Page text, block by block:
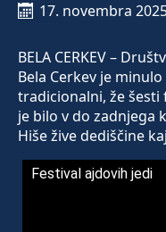
17. novembra
BELA CERKEV –
Bela Cerkev je
tradicionalni, že
je bilo v do zadnjega
Hiše žive dediščine
Festival ajdovih jedi